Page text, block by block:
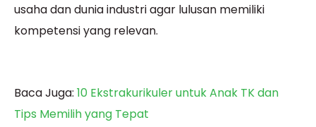
usaha dan dunia industri agar lulusan memiliki
kompetensi yang relevan.
Baca Juga: 10 Ekstrakurikuler untuk Anak TK dan
Tips Memilih yang Tepat